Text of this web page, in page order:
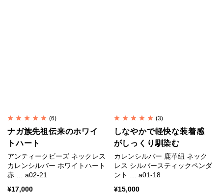
(6)
ナガ族先祖伝来のホワイ
トハート
アンティークビーズ ネックレス
カレンシルバー ホワイトハート
赤 … a02-21
¥17,000
(3)
しなやかで軽快な装着感
がしっくり馴染む
カレンシルバー 鹿革紐 ネック
レス シルバースティックペンダ
ント … a01-18
¥15,000